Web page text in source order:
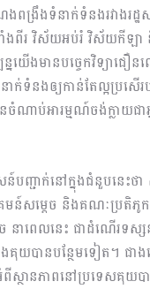
ង្រឹងទំនាក់ទំនងរវាងរដ្
ងពីរ វិស័យអប់រំ វិស័យកីឡ
យើងមានបច្ចេកវិទ្យាជ
ាក់ទំនងឲ្យកាន់តែល្អប្រស
ណាប់អារម្មណ៍ចង់ក្លាយជ
ន៍បញ្ជាក់នៅក្នុងជំនួបនេះ
ន៍សម្ដេច និងគណៈប្រតិភូ
ាពេលនេះ ជាដំណើរទស្ស
ងគុយបានបន្ថែមទៀត។
ពីស្ថានភាពនៅប្រទេសគុយ